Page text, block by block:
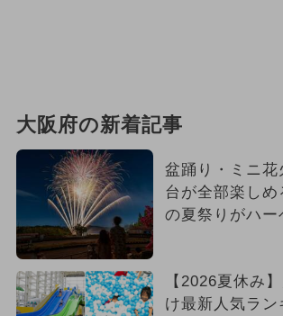
大阪府の新着記事
盆踊り・ミニ花
台が全部楽しめ
の夏祭りがハー
【2026夏休み
け最新人気ラン